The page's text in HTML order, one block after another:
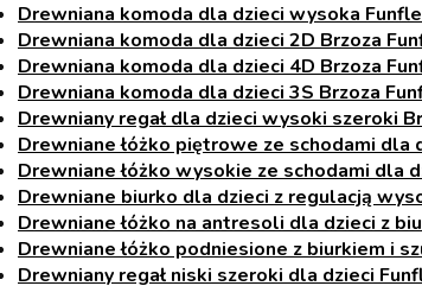
Drewniana komoda dla dzieci wysoka
Drewniana komoda dla dzieci 2D Brzoza
Drewniana komoda dla dzieci 4D Brzoza
Drewniana komoda dla dzieci 3S Brzoza
Drewniany regał dla dzieci wysoki szeroki
Drewniane łóżko piętrowe ze schodami dla
Drewniane łóżko wysokie ze schodami dla
Drewniane biurko dla dzieci z regulacją
Drewniane łóżko na antresoli dla dzieci z
Drewniane łóżko podniesione z biurkiem i
Drewniany regał niski szeroki dla dzieci